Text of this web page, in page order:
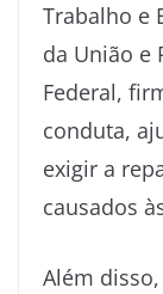
Trabalho e
da União e
Federal,
conduta,
exigir a
causados
Além